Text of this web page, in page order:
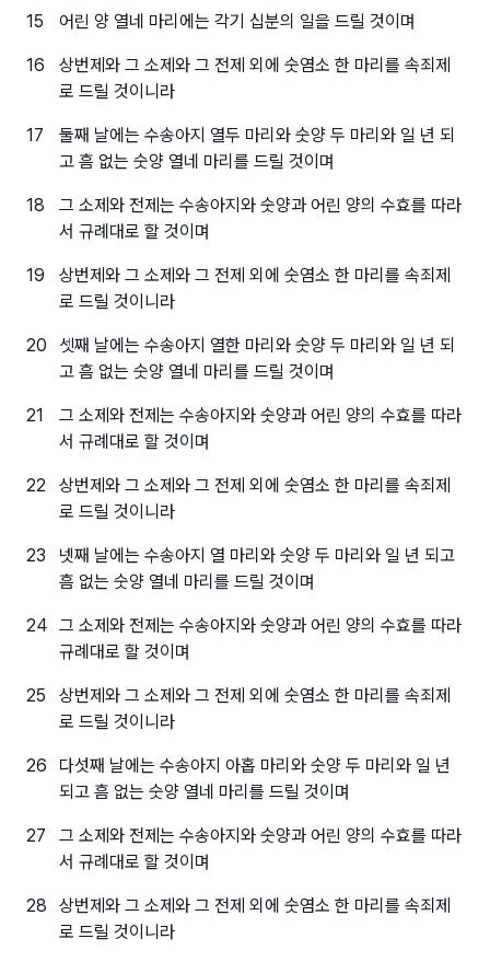
15 어린 양 열네 마리에는 각기 십분의 일을 드릴 것이며
16
상번제와 그 소제와 그 전제 외에 숫염소 한 마리를 속죄제
로 드릴 것이니라
17
둘째 날에는 수송아지 열두 마리와 숫양 두 마리와 일 년 되
고 흠 없는 숫양 열네 마리를 드릴 것이며
18
그 소제와 전제는 수송아지와 숫양과 어린 양의 수효를 따라
서 규례대로 할 것이며
19
상번제와 그 소제와 그 전제 외에 숫염소 한 마리를 속죄제
로 드릴 것이니라
20
셋째 날에는 수송아지 열한 마리와 숫양 두 마리와 일 년 되
고 흠 없는 숫양 열네 마리를 드릴 것이며
21
그 소제와 전제는 수송아지와 숫양과 어린 양의 수효를 따라
서 규례대로 할 것이며
22
상번제와 그 소제와 그 전제 외에 숫염소 한 마리를 속죄제
로 드릴 것이니라
23
넷째 날에는 수송아지 열 마리와 숫양 두 마리와 일 년 되고
흠 없는 숫양 열네 마리를 드릴 것이며
24 그 소제와 전제는 수송아지와 숫양과 어린 양의 수효를 따라
규례대로 할 것이며
25
상번제와 그 소제와 그 전제 외에 숫염소 한 마리를 속죄제
로 드릴 것이니라
26
다섯째 날에는 수송아지 아홉 마리와 숫양 두 마리와 일 년
되고 흠 없는 숫양 열네 마리를 드릴 것이며
27
그 소제와 전제는 수송아지와 숫양과 어린 양의 수효를 따라
서 규례대로 할 것이며
28
상번제와 그 소제와 그 전제 외에 숫염소 한 마리를 속죄제
로 드릴 것이니라